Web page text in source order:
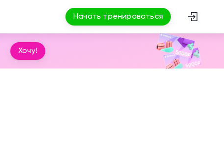
Начать тренироваться
Хочу!